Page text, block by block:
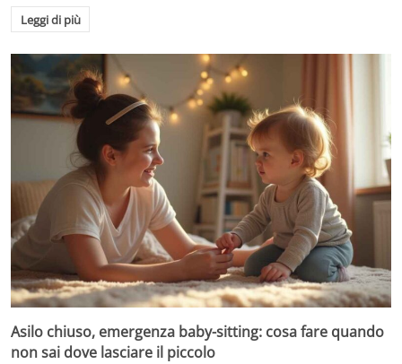
Leggi di più
Asilo chiuso, emergenza baby-sitting: cosa fare quando
non sai dove lasciare il piccolo